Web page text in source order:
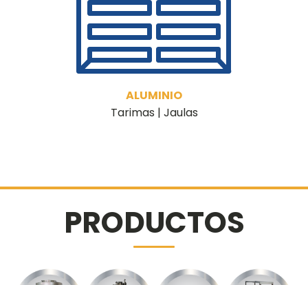
ALUMINIO
Tarimas | Jaulas
PRODUCTOS